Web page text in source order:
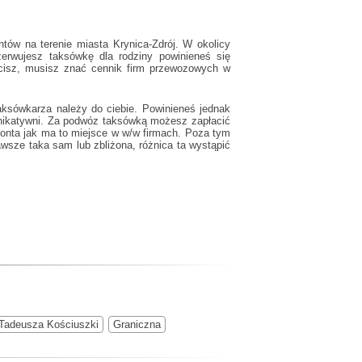
na terenie miasta Krynica-Zdrój. W okolicy
taksówkę dla rodziny powinieneś się
musisz znać cennik firm przewozowych w
należy do ciebie. Powinieneś jednak
Za podwóz taksówką możesz zapłacić
jak ma to miejsce w w/w firmach. Poza tym
taka sam lub zbliżona, różnica ta wystąpić
Kościuszki Graniczna